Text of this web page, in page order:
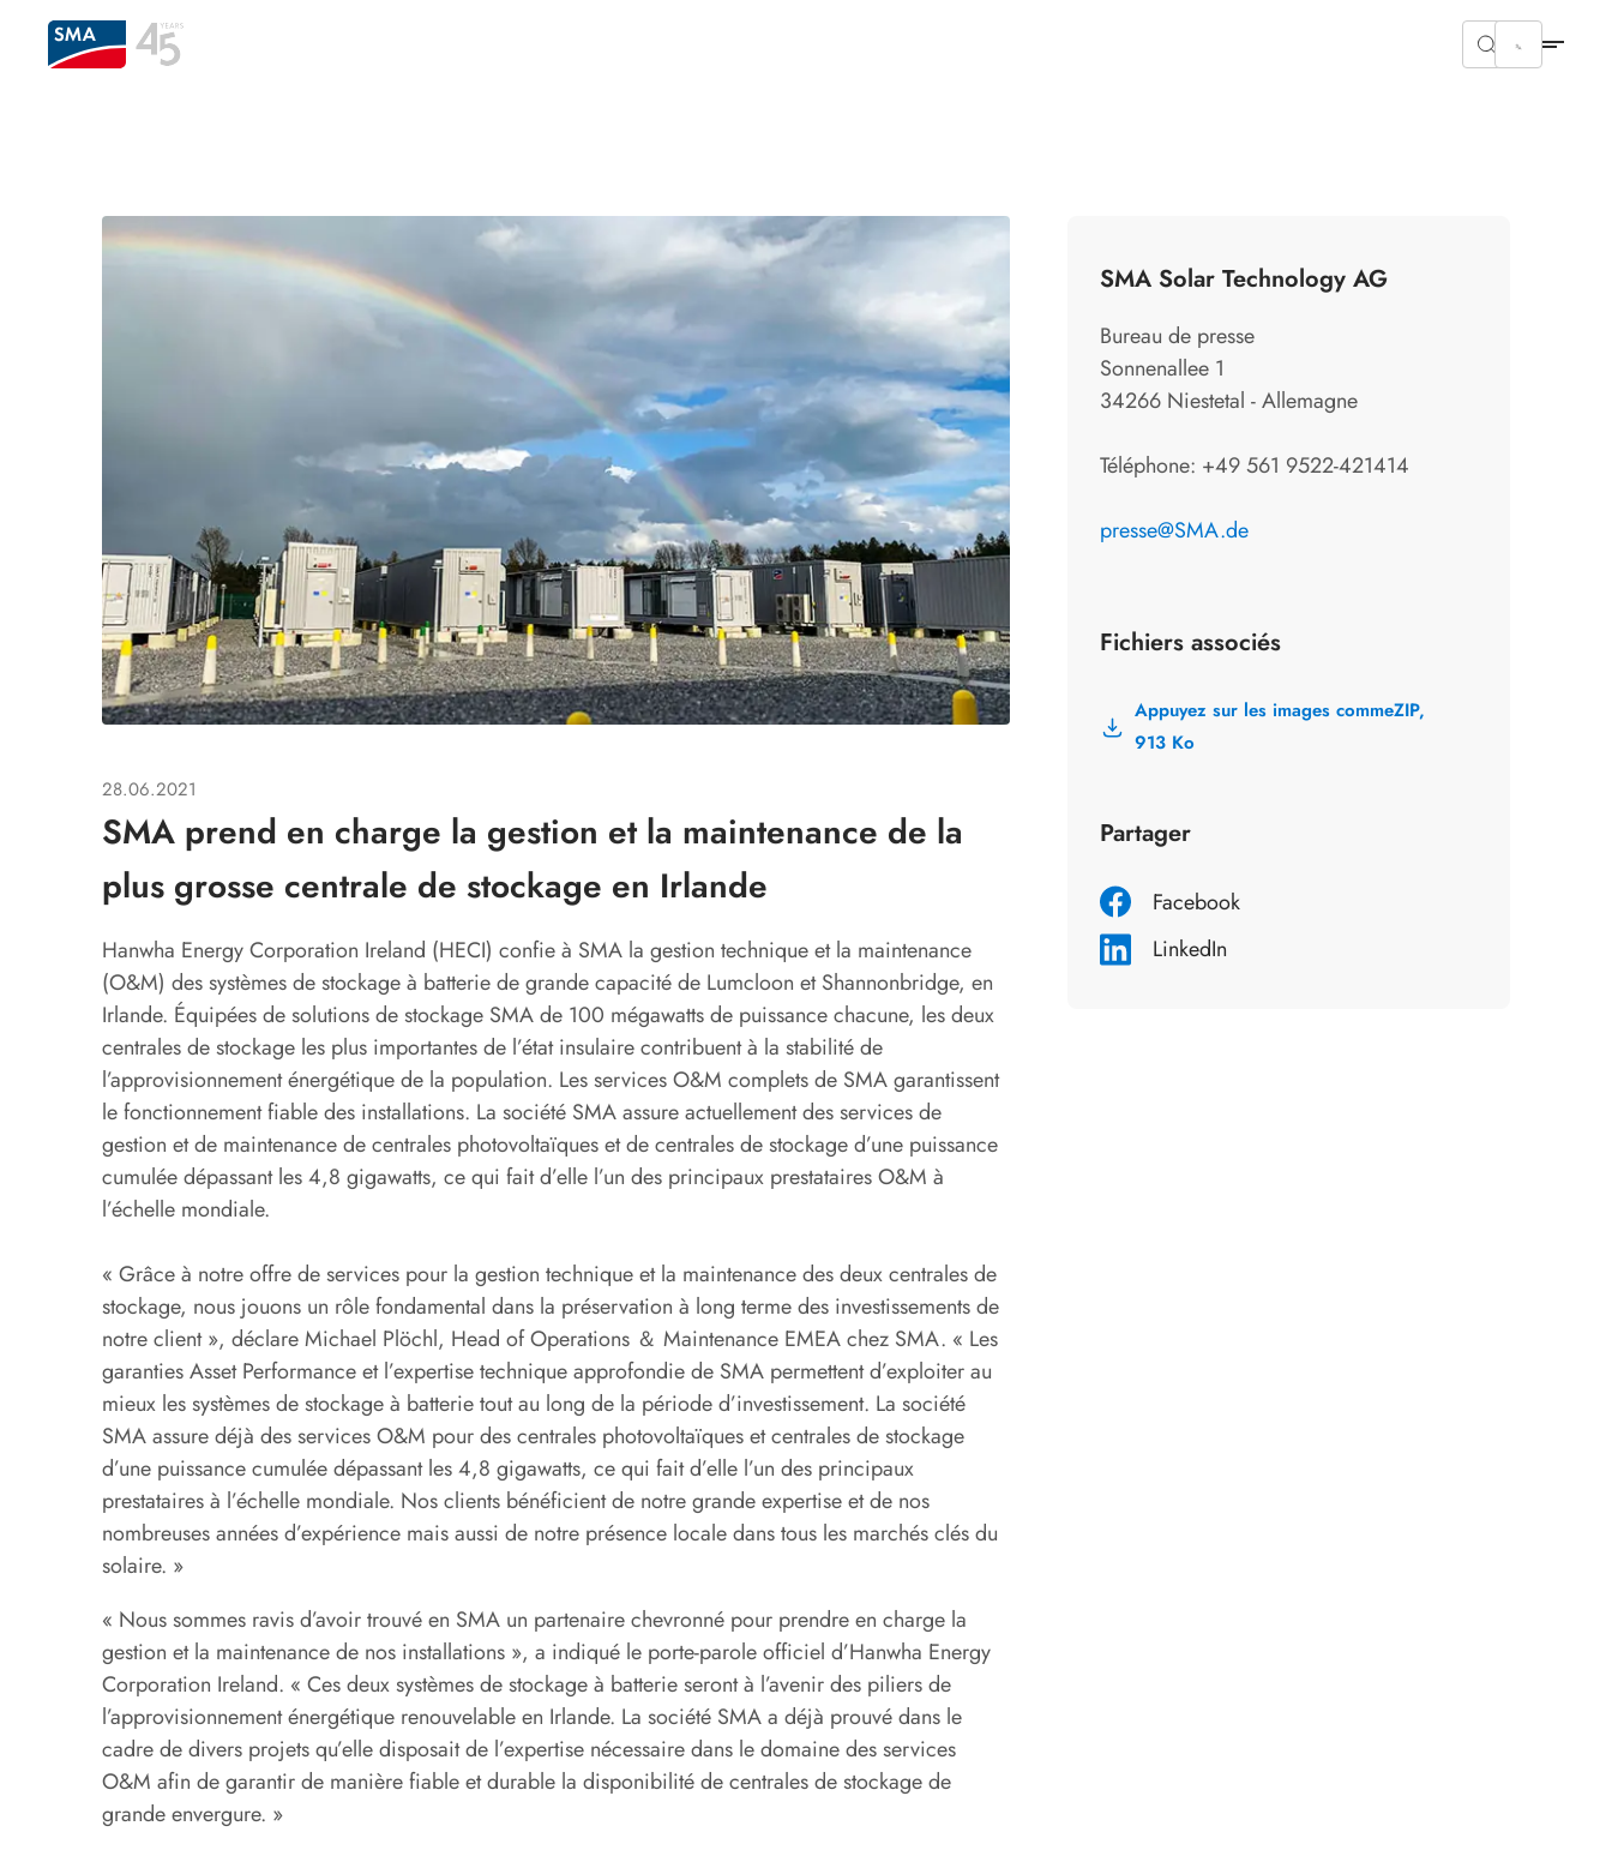
28.06.2021
SMA prend en charge la gestion et la maintenance de la
plus grosse centrale de stockage en Irlande
Hanwha Energy Corporation Ireland (HECI) confie à SMA la gestion technique et la maintenance
(O&M) des systèmes de stockage à batterie de grande capacité de Lumcloon et Shannonbridge, en
Irlande. Équipées de solutions de stockage SMA de 100 mégawatts de puissance chacune, les deux
centrales de stockage les plus importantes de l’état insulaire contribuent à la stabilité de
l’approvisionnement énergétique de la population. Les services O&M complets de SMA garantissent
le fonctionnement fiable des installations. La société SMA assure actuellement des services de
gestion et de maintenance de centrales photovoltaïques et de centrales de stockage d’une puissance
cumulée dépassant les 4,8 gigawatts, ce qui fait d’elle l’un des principaux prestataires O&M à
l’échelle mondiale.
« Grâce à notre offre de services pour la gestion technique et la maintenance des deux centrales de
stockage, nous jouons un rôle fondamental dans la préservation à long terme des investissements de
notre client », déclare Michael Plöchl, Head of Operations ＆ Maintenance EMEA chez SMA. « Les
garanties Asset Performance et l’expertise technique approfondie de SMA permettent d’exploiter au
mieux les systèmes de stockage à batterie tout au long de la période d’investissement. La société
SMA assure déjà des services O&M pour des centrales photovoltaïques et centrales de stockage
d’une puissance cumulée dépassant les 4,8 gigawatts, ce qui fait d’elle l’un des principaux
prestataires à l’échelle mondiale. Nos clients bénéficient de notre grande expertise et de nos
nombreuses années d’expérience mais aussi de notre présence locale dans tous les marchés clés du
solaire. »
« Nous sommes ravis d’avoir trouvé en SMA un partenaire chevronné pour prendre en charge la
gestion et la maintenance de nos installations », a indiqué le porte-parole officiel d’Hanwha Energy
Corporation Ireland. « Ces deux systèmes de stockage à batterie seront à l’avenir des piliers de
l’approvisionnement énergétique renouvelable en Irlande. La société SMA a déjà prouvé dans le
cadre de divers projets qu’elle disposait de l’expertise nécessaire dans le domaine des services
O&M afin de garantir de manière fiable et durable la disponibilité de centrales de stockage de
grande envergure. »
SMA Solar Technology AG
Bureau de presse
Sonnenallee 1
34266 Niestetal - Allemagne
Téléphone: +49 561 9522-421414
presse@SMA.de
Fichiers associés
Appuyez sur les images commeZIP,
913 Ko
Partager
Facebook
LinkedIn